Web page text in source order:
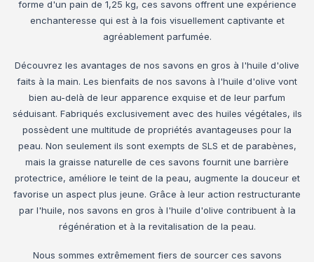
forme d'un pain de 1,25 kg, ces savons offrent une expérience
enchanteresse qui est à la fois visuellement captivante et
agréablement parfumée.
Découvrez les avantages de nos savons en gros à l'huile d'olive
faits à la main. Les bienfaits de nos savons à l'huile d'olive vont
bien au-delà de leur apparence exquise et de leur parfum
séduisant. Fabriqués exclusivement avec des huiles végétales, ils
possèdent une multitude de propriétés avantageuses pour la
peau. Non seulement ils sont exempts de SLS et de parabènes,
mais la graisse naturelle de ces savons fournit une barrière
protectrice, améliore le teint de la peau, augmente la douceur et
favorise un aspect plus jeune. Grâce à leur action restructurante
par l'huile, nos savons en gros à l'huile d'olive contribuent à la
régénération et à la revitalisation de la peau.
Nous sommes extrêmement fiers de sourcer ces savons